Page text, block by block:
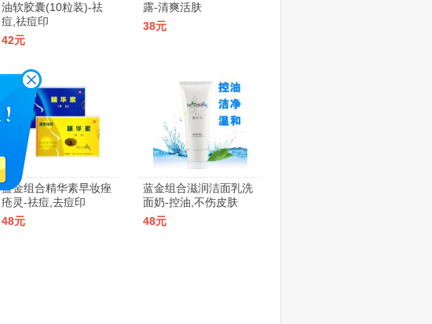
油软胶囊(10粒装)-祛
痘,祛痘印
42元
露-清爽活肤
38元
蓝金组合精华素早妆痤
疮灵-祛痘,去痘印
48元
蓝金组合滋润洁面乳洗
面奶-控油,不伤皮肤
48元